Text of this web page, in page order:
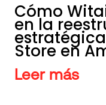
Cómo
en la
Store en
Leer más